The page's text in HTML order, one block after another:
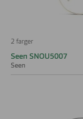
2 farger
Seen SNOU5007
Seen